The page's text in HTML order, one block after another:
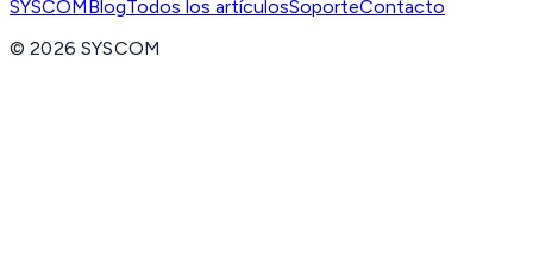
SYSCOMBlogTodos los artículosSoporteContacto
©2026 SYSCOM